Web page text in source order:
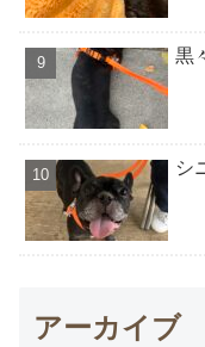
黒
シ
アーカイブ